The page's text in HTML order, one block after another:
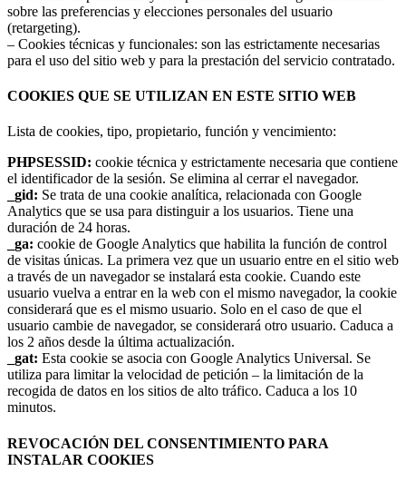
sobre las preferencias y elecciones personales del usuario
(retargeting).
– Cookies técnicas y funcionales: son las estrictamente necesarias
para el uso del sitio web y para la prestación del servicio contratado.
COOKIES QUE SE UTILIZAN EN ESTE SITIO WEB
Lista de cookies, tipo, propietario, función y vencimiento:
PHPSESSID: cookie técnica y estrictamente necesaria que contiene
el identificador de la sesión. Se elimina al cerrar el navegador.
_gid: Se trata de una cookie analítica, relacionada con Google
Analytics que se usa para distinguir a los usuarios. Tiene una
duración de 24 horas.
_ga: cookie de Google Analytics que habilita la función de control
de visitas únicas. La primera vez que un usuario entre en el sitio web
a través de un navegador se instalará esta cookie. Cuando este
usuario vuelva a entrar en la web con el mismo navegador, la cookie
considerará que es el mismo usuario. Solo en el caso de que el
usuario cambie de navegador, se considerará otro usuario. Caduca a
los 2 años desde la última actualización.
_gat: Esta cookie se asocia con Google Analytics Universal. Se
utiliza para limitar la velocidad de petición – la limitación de la
recogida de datos en los sitios de alto tráfico. Caduca a los 10
minutos.
REVOCACIÓN DEL CONSENTIMIENTO PARA
INSTALAR COOKIES